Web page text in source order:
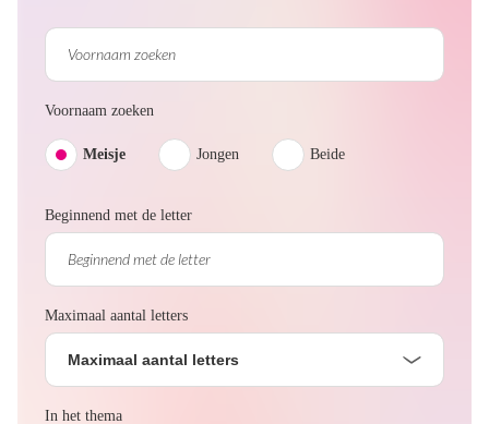
Voornaam zoeken
Meisje Jongen Beide
Beginnend met de letter
Maximaal aantal letters
Maximaal aantal letters
In het thema